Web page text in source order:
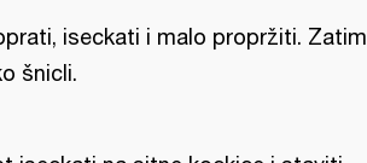
iseckati i malo propržiti. Zatim
šnicli.